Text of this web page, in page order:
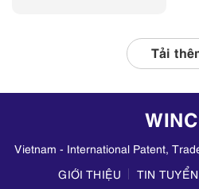
liên quan, tập
trung kiểm tra
Tải
Vietnam - International Patent,
GIỚI THIỆU
TIN